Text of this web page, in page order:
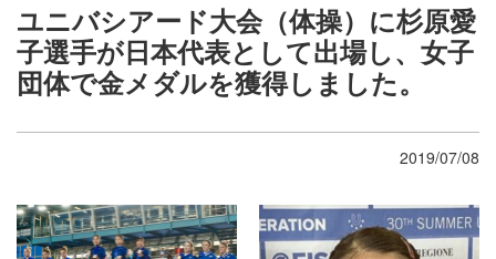
ユニバシアード大会（体操）に杉原愛
子選手が日本代表として出場し、女子
団体で金メダルを獲得しました。
2019/07/08